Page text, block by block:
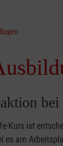
Kurs ist
es am